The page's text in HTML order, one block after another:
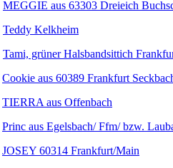
MEGGIE aus 63303 Dreieich
Teddy Kelkheim
Tami, grüner Halsbandsittich
Cookie aus 60389 Frankfurt
TIERRA aus Offenbach
Princ aus Egelsbach/ Ffm/ bzw.
JOSEY 60314 Frankfurt/Main